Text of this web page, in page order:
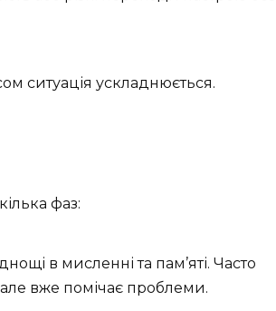
ситуація ускладнюється.
фаз:
в мисленні та пам’яті. Часто
вже помічає проблеми.